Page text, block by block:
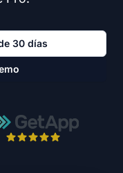
30 días